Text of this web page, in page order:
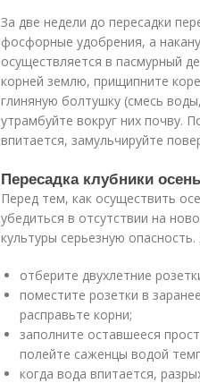
За две недели до пересадки
фосфорные удобрения, а
осуществляется в пасмурный
корней землю, прищипните
глиняную болтушку (смесь
утрамбуйте вокруг них почву.
впитается, замульчируйте
Пересадка клубники
Перед тем, как осуществить
убедиться в отсутствии на
культуры серьезную
отберите двухлетние
поместите розетки в
расправьте корни;
заполните оставшееся
полейте саженцы водой
когда вода впитается,